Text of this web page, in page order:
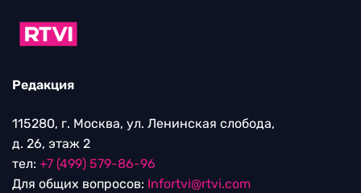
Редакция
115280, г. Москва, ул. Ленинская слобода,
д. 26, этаж 2
тел: +7 (499) 579-86-96
Для общих вопросов: Infortvi@rtvi.com